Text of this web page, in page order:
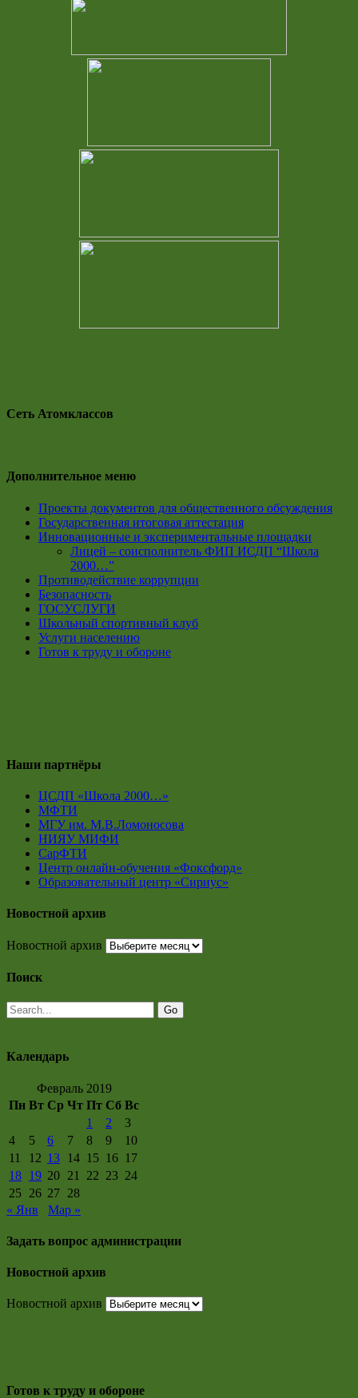
Сеть Атомклассов
Дополнительное меню
Проекты документов для общественного обсуждения
Государственная итоговая аттестация
Инновационные и экспериментальные площадки
Лицей – соисполнитель ФИП ИСДП “Школа
2000…”
Противодействие коррупции
Безопасность
ГОСУСЛУГИ
Школьный спортивный клуб
Услуги населению
Готов к труду и обороне
Наши партнёры
ЦСДП «Школа 2000…»
МФТИ
МГУ им. М.В.Ломоносова
НИЯУ МИФИ
СарФТИ
Центр онлайн-обучения «Фоксфорд»
Образовательный центр «Сириус»
Новостной архив
Новостной архив
Поиск
Календарь
Февраль 2019
Пн Вт Ср Чт Пт Сб Вс
1
2
3
4
5 6 7 8 9
10
11
12 13 14 15 16 17
18 19 20 21 22 23 24
25 26 27 28
« Янв
Мар »
Задать вопрос администрации
Новостной архив
Новостной архив
Готов к труду и обороне